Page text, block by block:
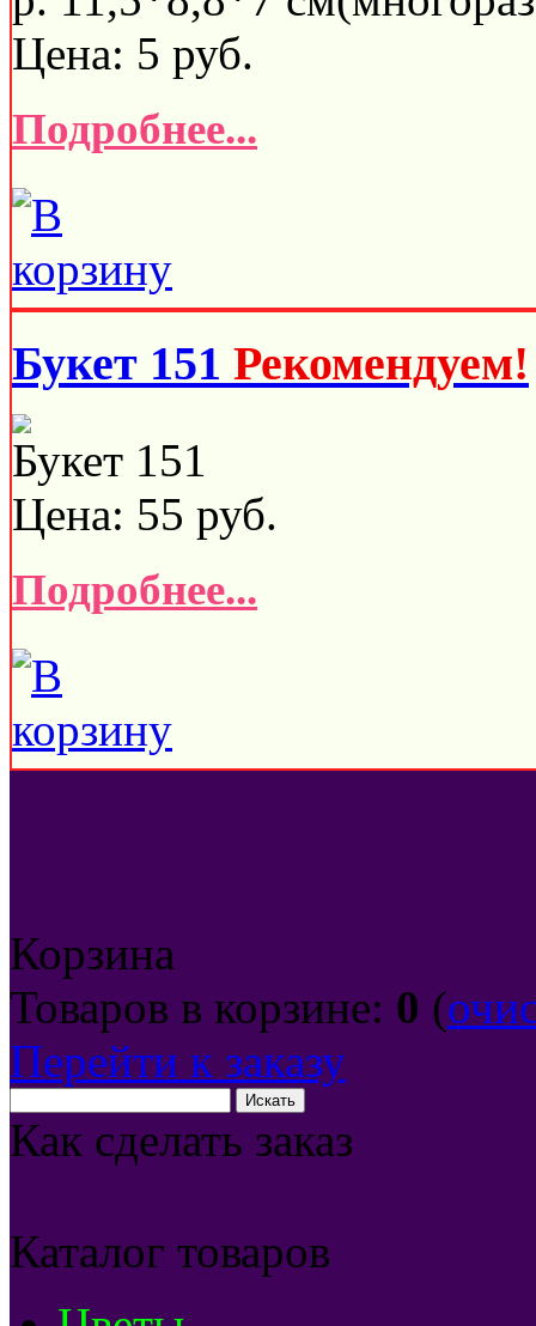
Цена: 5 руб.
Подробнее...
Букет 151 Рекомендуем!
Букет 151
Цена: 55 руб.
Подробнее...
Корзина
Товаров в корзине: 0 (
Перейти к заказу
Как сделать заказ
Каталог товаров